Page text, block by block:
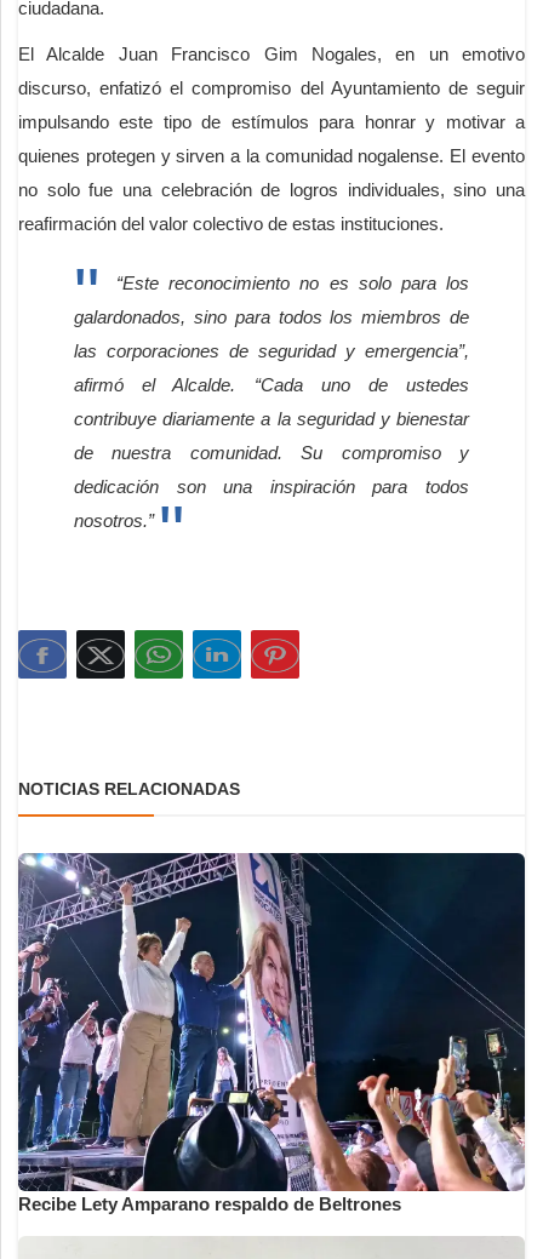
ciudadana.
El Alcalde Juan Francisco Gim Nogales, en un emotivo
discurso, enfatizó el compromiso del Ayuntamiento de seguir
impulsando este tipo de estímulos para honrar y motivar a
quienes protegen y sirven a la comunidad nogalense. El evento
no solo fue una celebración de logros individuales, sino una
reafirmación del valor colectivo de estas instituciones.
“Este reconocimiento no es solo para los
galardonados, sino para todos los miembros de
las corporaciones de seguridad y emergencia”,
afirmó el Alcalde. “Cada uno de ustedes
contribuye diariamente a la seguridad y bienestar
de nuestra comunidad. Su compromiso y
dedicación son una inspiración para todos
nosotros.”
NOTICIAS RELACIONADAS
Recibe Lety Amparano respaldo de Beltrones